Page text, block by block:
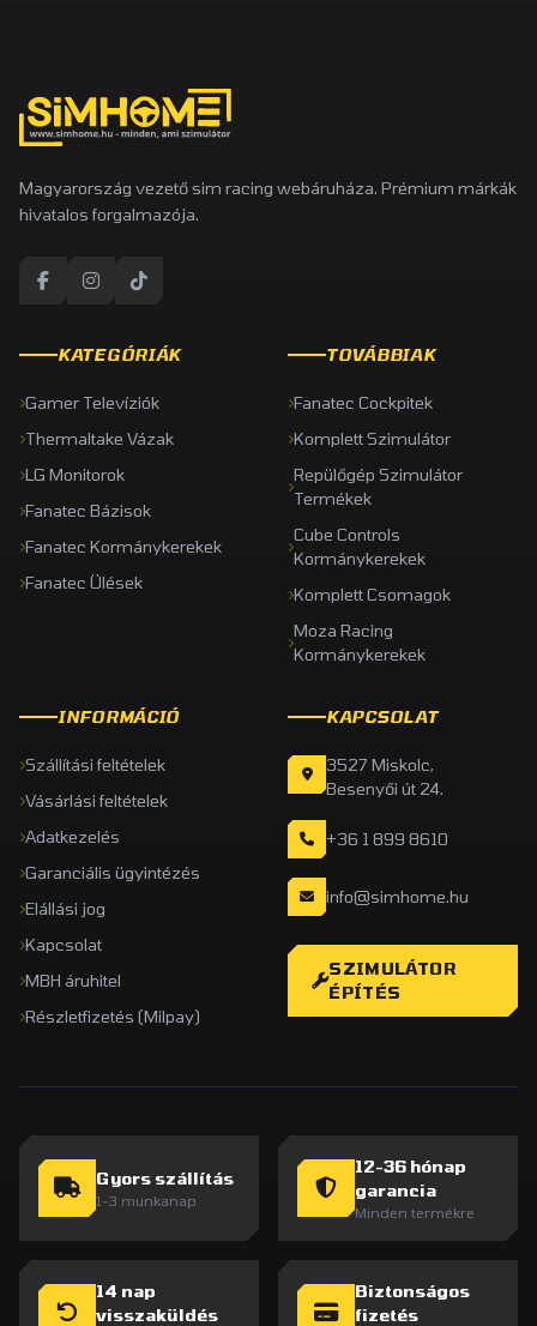
Magyarország vezető sim racing webáruháza. Prémium márkák
hivatalos forgalmazója.
KATEGÓRIÁK
Gamer Televíziók
Thermaltake Vázak
LG Monitorok
Fanatec Bázisok
Fanatec Kormánykerekek
Fanatec Ülések
TOVÁBBIAK
Fanatec Cockpitek
Komplett Szimulátor
Repülőgép Szimulátor
Termékek
Cube Controls
Kormánykerekek
Komplett Csomagok
Moza Racing
Kormánykerekek
INFORMÁCIÓ
Szállítási feltételek
Vásárlási feltételek
Adatkezelés
Garanciális ügyintézés
Elállási jog
Kapcsolat
MBH áruhitel
Részletfizetés (Milpay)
KAPCSOLAT
3527 Miskolc,
Besenyői út 24.
+36 1 899 8610
info@simhome.hu
SZIMULÁTOR
ÉPÍTÉS
Gyors szállítás
1-3 munkanap
12-36 hónap
garancia
Minden termékre
14 nap
visszaküldés
Biztonságos
fizetés